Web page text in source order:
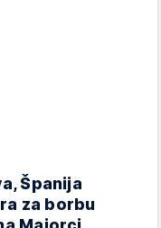
Španija
za borbu